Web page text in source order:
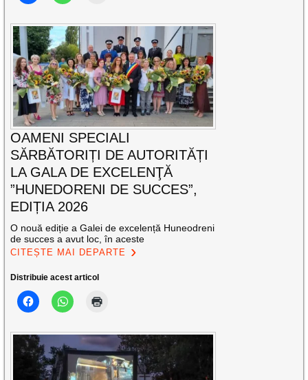
OAMENI SPECIALI
SĂRBĂTORIȚI DE AUTORITĂȚI
LA GALA DE EXCELENŢĂ
”HUNEDORENI DE SUCCES”,
EDIȚIA 2026
O nouă ediție a Galei de excelență Huneodreni
de succes a avut loc, în aceste
CITEȘTE MAI DEPARTE
Distribuie acest articol